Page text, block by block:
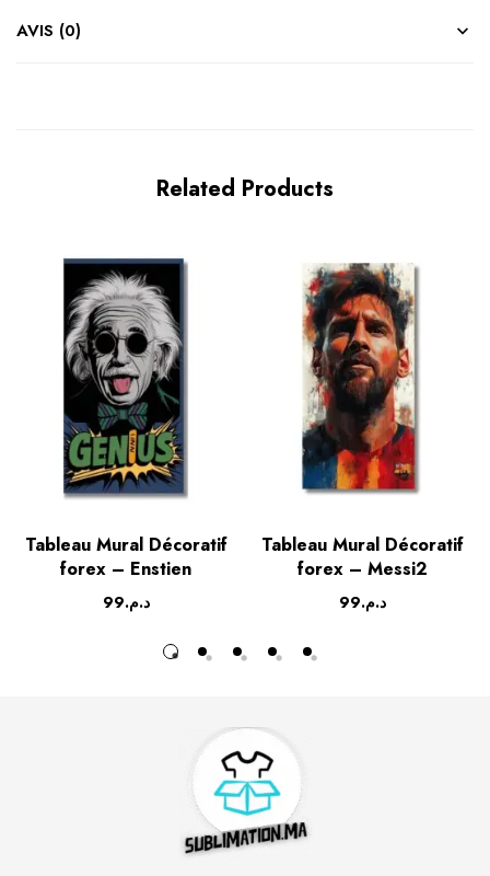
AVIS (0)
Related Products
Tableau Mural Décoratif
forex – Enstien
د.م.99
Tableau Mural Décoratif
forex – Messi2
د.م.99